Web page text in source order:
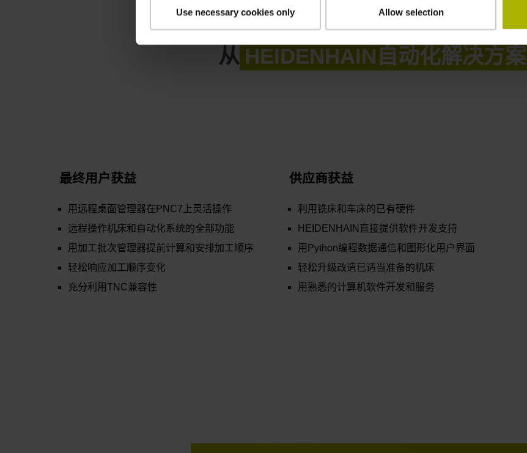
Use necessary cookies only Allow selection
轻松开始自动化。
从 HEIDENHAIN自动化解决方案
最终用户获益
用远程桌面管理器在PNC7上灵活操作
远程操作机床和自动化系统的全部功能
用加工批次管理器提前计算和安排加工顺序
轻松响应加工顺序变化
充分利用TNC兼容性
供应商获益
利用铣床和车床的已有硬件
HEIDENHAIN直接提供软件开发支持
用Python编程数据通信和图形化用户界面
轻松升级改造已适当准备的机床
用熟悉的计算机软件开发和服务